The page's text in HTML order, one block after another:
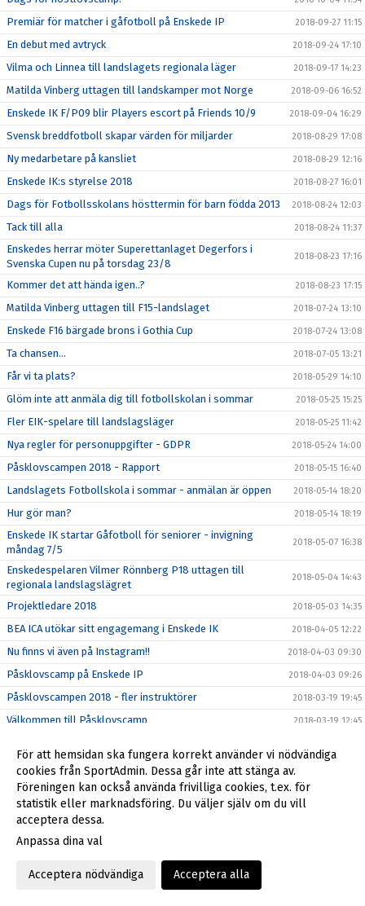
Premiär för matcher i gåfotboll på Enskede IP 2018-09-27 11:15
En debut med avtryck 2018-09-24 17:10
Vilma och Linnea till landslagets regionala läger 2018-09-17 14:23
Matilda Vinberg uttagen till landskamper mot Norge 2018-09-06 16:52
Enskede IK F/P09 blir Players escort på Friends 10/9 2018-09-04 16:29
Svensk breddfotboll skapar värden för miljarder 2018-08-29 17:08
Ny medarbetare på kansliet 2018-08-29 12:16
Enskede IK:s styrelse 2018 2018-08-27 16:01
Dags för Fotbollsskolans hösttermin för barn födda 2013 2018-08-24 12:03
Tack till alla 2018-08-24 11:37
Enskedes herrar möter Superettanlaget Degerfors i
Svenska Cupen nu på torsdag 23/8
2018-08-23 17:16
Kommer det att hända igen..? 2018-08-23 17:15
Matilda Vinberg uttagen till F15-landslaget 2018-07-24 13:10
Enskede F16 bärgade brons i Gothia Cup 2018-07-24 13:08
Ta chansen... 2018-07-05 13:21
Får vi ta plats? 2018-05-29 14:10
Glöm inte att anmäla dig till fotbollskolan i sommar 2018-05-25 15:25
Fler EIK-spelare till landslagsläger 2018-05-25 11:42
Nya regler för personuppgifter - GDPR 2018-05-24 14:00
Påsklovscampen 2018 - Rapport 2018-05-15 16:40
Landslagets Fotbollskola i sommar - anmälan är öppen 2018-05-14 18:20
Hur gör man? 2018-05-14 18:19
Enskede IK startar Gåfotboll för seniorer - invigning
måndag 7/5
2018-05-07 16:38
Enskedespelaren Vilmer Rönnberg P18 uttagen till
regionala landslagslägret
2018-05-04 14:43
Projektledare 2018 2018-05-03 14:35
BEA ICA utökar sitt engagemang i Enskede IK 2018-04-05 12:22
Nu finns vi även på Instagram!! 2018-04-03 09:30
Påsklovscamp på Enskede IP 2018-04-03 09:26
Påsklovscampen 2018 - fler instruktörer 2018-03-19 19:45
Välkommen till Påsklovscamp 2018-03-19 12:45
Vår klubbshop har flyttat till Stadium Sickla, varmt
välkomna!
2018-03-08 17:10
Spela Gå-Fotboll! 2018-02-26 13:05
Årsmötet 21 februari
Enskede IK verksamhetsberättelse 2017
Enskedespelare uttagen till landslagsläger
För att hemsidan ska fungera korrekt använder vi nödvändiga
cookies från SportAdmin. Dessa går inte att stänga av.
Föreningen kan också använda frivilliga cookies, t.ex. för
statistik eller marknadsföring. Du väljer själv om du vill
acceptera dessa.
Anpassa dina val
Acceptera nödvändiga Acceptera alla